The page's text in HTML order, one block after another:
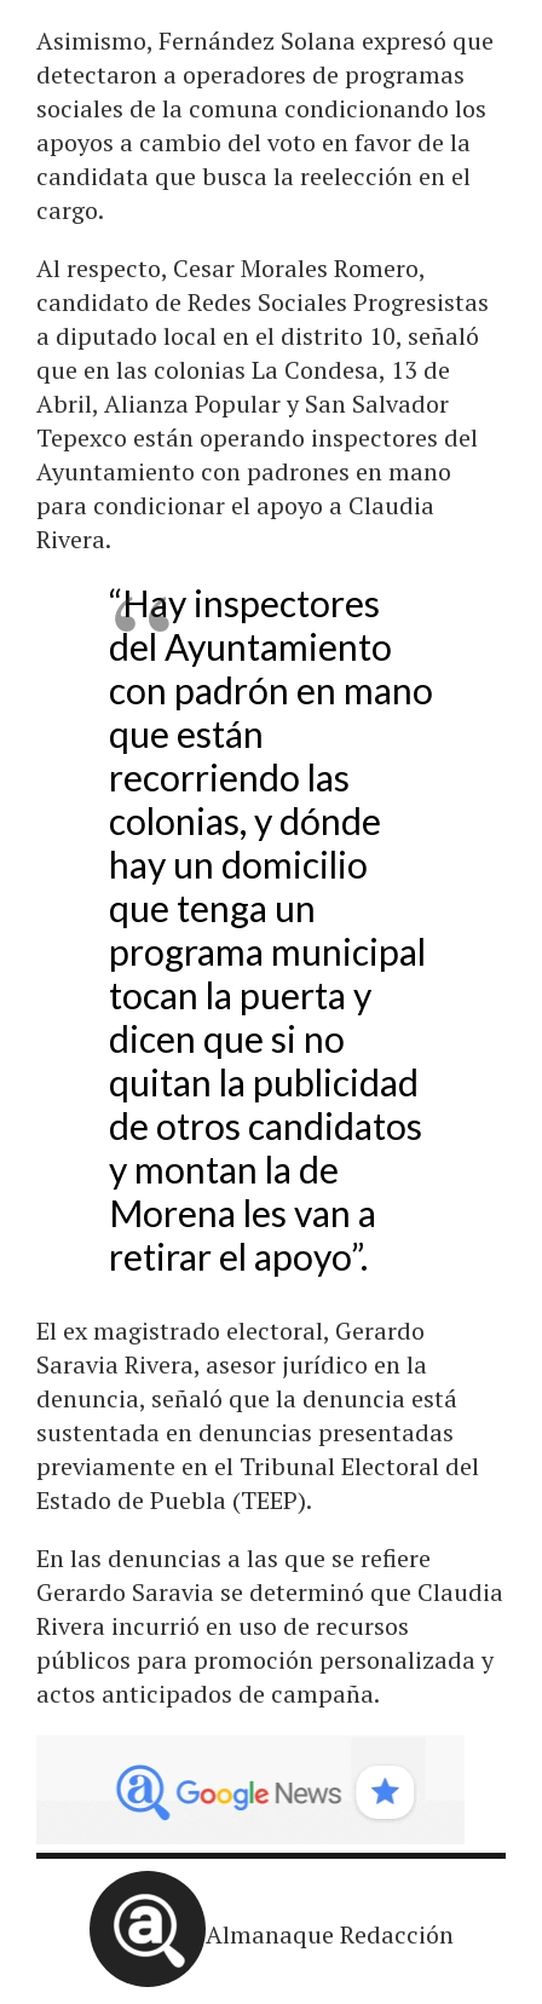
Asimismo, Fernández Solana expresó que
detectaron a operadores de programas
sociales de la comuna condicionando los
apoyos a cambio del voto en favor de la
candidata que busca la reelección en el
cargo.
Al respecto, Cesar Morales Romero,
candidato de Redes Sociales Progresistas
a diputado local en el distrito 10, señaló
que en las colonias La Condesa, 13 de
Abril, Alianza Popular y San Salvador
Tepexco están operando inspectores del
Ayuntamiento con padrones en mano
para condicionar el apoyo a Claudia
Rivera.
“Hay inspectores
del Ayuntamiento
con padrón en mano
que están
recorriendo las
colonias, y dónde
hay un domicilio
que tenga un
programa municipal
tocan la puerta y
dicen que si no
quitan la publicidad
de otros candidatos
y montan la de
Morena les van a
retirar el apoyo”.
El ex magistrado electoral, Gerardo
Saravia Rivera, asesor jurídico en la
denuncia, señaló que la denuncia está
sustentada en denuncias presentadas
previamente en el Tribunal Electoral del
Estado de Puebla (TEEP).
En las denuncias a las que se refiere
Gerardo Saravia se determinó que Claudia
Rivera incurrió en uso de recursos
públicos para promoción personalizada y
actos anticipados de campaña.
Almanaque Redacción